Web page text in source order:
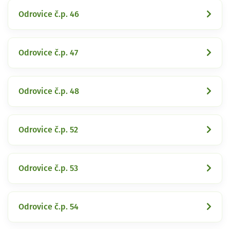
Odrovice č.p. 46
Odrovice č.p. 47
Odrovice č.p. 48
Odrovice č.p. 52
Odrovice č.p. 53
Odrovice č.p. 54